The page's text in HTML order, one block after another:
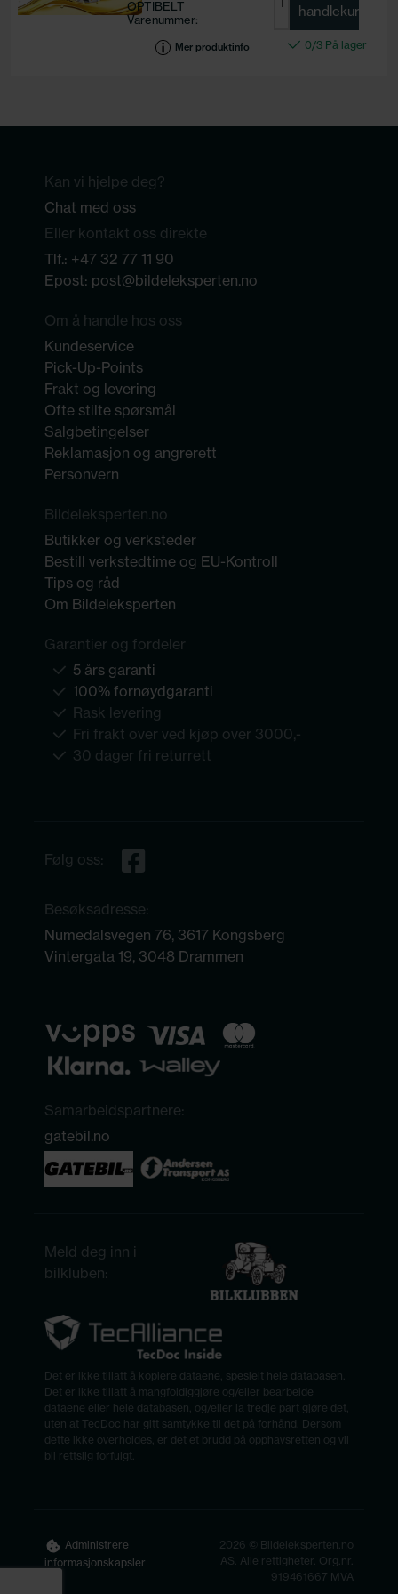
OPTIBELT
Varenummer:
Motorkode:
Bredde
Mer produktinfo
handlekurv
0/3 På lager
Kan vi hjelpe deg?
Chat med oss
Eller kontakt oss direkte
Tlf.: +47 32 77 11 90
Epost: post@bildeleksperten.no
Om å handle hos oss
Kundeservice
Pick-Up-Points
Frakt og levering
Ofte stilte spørsmål
Salgbetingelser
Reklamasjon og angrerett
Personvern
Bildeleksperten.no
Butikker og verksteder
Bestill verkstedtime og EU-Kontroll
Tips og råd
Om Bildeleksperten
Garantier og fordeler
5 års garanti
100% fornøydgaranti
Rask levering
Fri frakt over ved kjøp over 3000,-
30 dager fri returrett
Følg oss:
Besøksadresse:
Numedalsvegen 76, 3617 Kongsberg
Vintergata 19, 3048 Drammen
Samarbeidspartnere:
gatebil.no
Meld deg inn i
bilkluben:
Det er ikke tillatt å kopiere dataene, spesielt hele databasen.
Det er ikke tillatt å mangfoldiggjøre og/eller bearbeide
dataene eller hele databasen, og/eller la tredje part gjøre det,
uten at TecDoc har gitt samtykke til det på forhånd. Dersom
dette ikke overholdes, er det et brudd på opphavsretten og vil
bli rettslig forfulgt.
Administrere
informasjonskapsler
2026 © Bildeleksperten.no
AS. Alle rettigheter. Org.nr.
919461667 MVA